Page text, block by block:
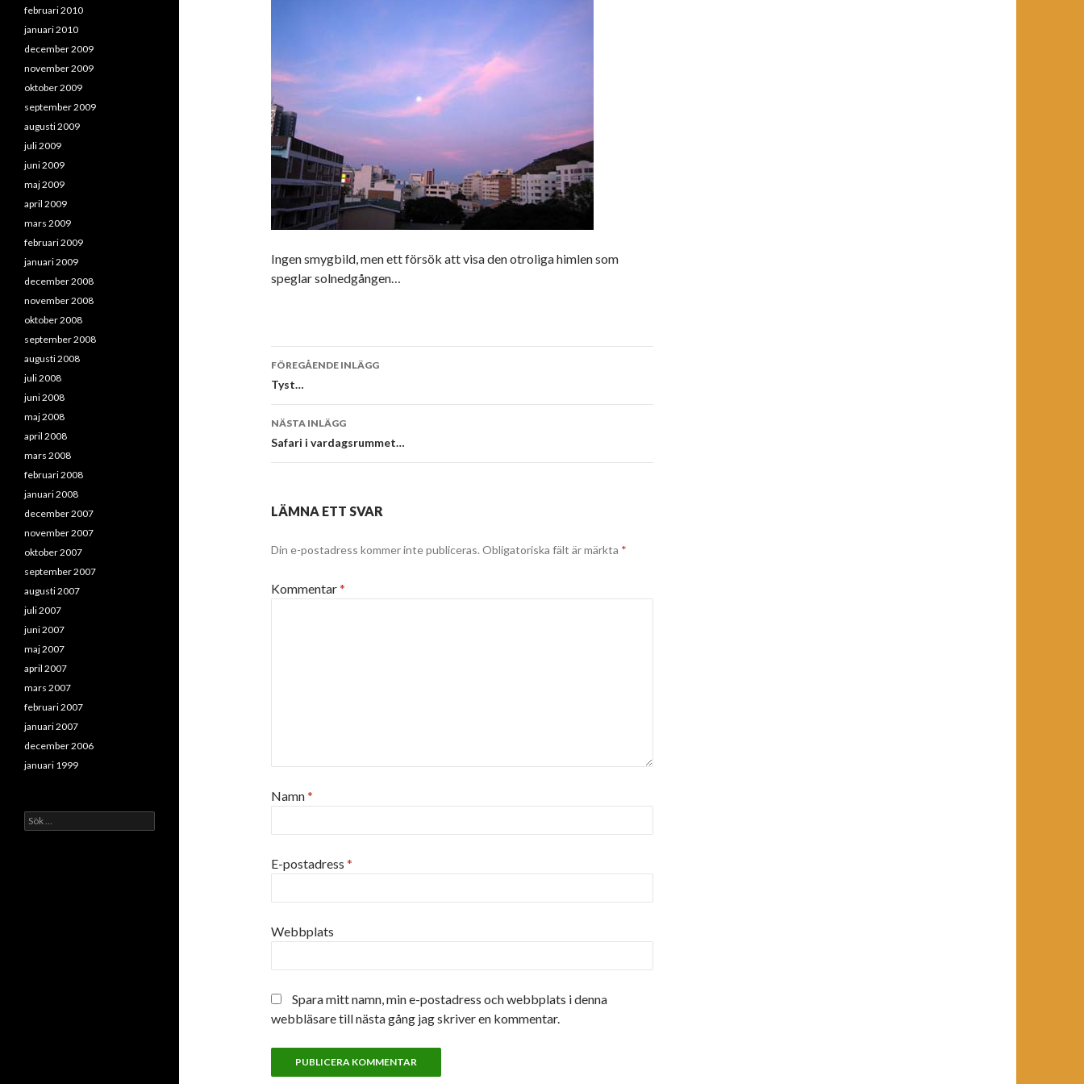
Ingen smygbild, men ett försök att visa den otroliga himlen som
speglar solnedgången…
Inläggsnavigering
FÖREGÅENDE INLÄGG
Tyst…
NÄSTA INLÄGG
Safari i vardagsrummet…
LÄMNA ETT SVAR
Din e-postadress kommer inte publiceras. Obligatoriska fält är märkta *
Kommentar*
Namn*
E-postadress *
Webbplats
Spara mitt namn, min e-postadress och webbplats i denna
webbläsare till nästa gång jag skriver en kommentar.
februari 2010
januari 2010
december 2009
november 2009
oktober 2009
september 2009
augusti 2009
juli 2009
juni 2009
maj 2009
april 2009
mars 2009
februari 2009
januari 2009
december 2008
november 2008
oktober 2008
september 2008
augusti 2008
juli 2008
juni 2008
maj 2008
april 2008
mars 2008
februari 2008
januari 2008
december 2007
november 2007
oktober 2007
september 2007
augusti 2007
juli 2007
juni 2007
maj 2007
april 2007
mars 2007
februari 2007
januari 2007
december 2006
januari 1999
Sök
efter: